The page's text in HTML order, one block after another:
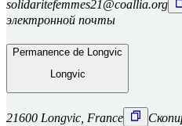
solidaritefemmes21@coallia.org
электронной почты
Permanence de Longvic
Longvic
21600 Longvic, France